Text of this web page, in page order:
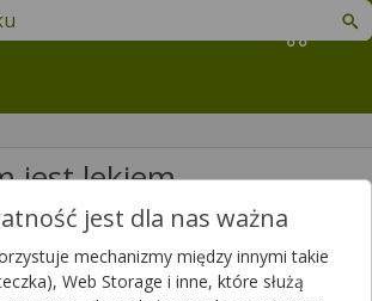
Koszyk
jest lekiem
krew?
lek rozrzedzajacy krew
jest dla nas ważna
mechanizmy między innymi takie
Web Storage i inne, które służą